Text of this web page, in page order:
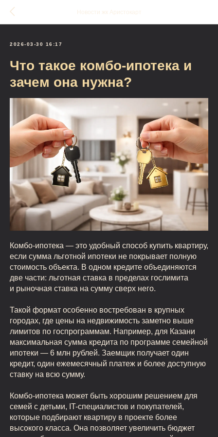
Новости жк Аристокарт
2026-03-30 16:17
Что такое комбо-ипотека и
зачем она нужна?
Комбо-ипотека — это удобный способ купить квартиру,
если сумма льготной ипотеки не покрывает полную
стоимость объекта. В одном кредите объединяются
две части: льготная ставка в пределах гослимита
и рыночная ставка на сумму сверх него.
Такой формат особенно востребован в крупных
городах, где цены на недвижимость заметно выше
лимитов по госпрограммам. Например, для Казани
максимальная сумма кредита по программе семейной
ипотеки — 6 млн рублей. Заемщик получает один
кредит, один ежемесячный платеж и более доступную
ставку на всю сумму.
Комбо-ипотека может быть хорошим решением для
семей с детьми, IT-специалистов и покупателей,
которые подбирают квартиру в проекте более
высокого класса. Она позволяет увеличить бюджет